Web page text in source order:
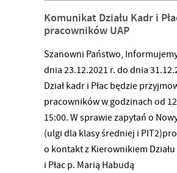
Komunikat Działu Kadr i
pracowników UAP
Szanowni Państwo,
dnia 23.12.2021 r. do dnia
Dział kadr i Płac będzie
pracowników w godzinach od
15:00. W sprawie zapytań o
(ulgi dla klasy średniej i
o kontakt z Kierownikiem
i Płac p. Marią Habudą